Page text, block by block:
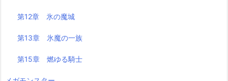
第12章 氷の魔城
第13章 氷魔の一族
第15章 燃ゆる騎士